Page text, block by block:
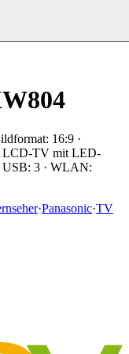
16:9 ·
LCD-TV mit LED-
USB: 3 · WLAN:
·Panasonic·TV